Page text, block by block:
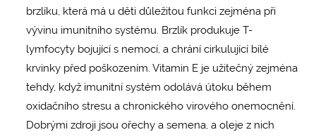
brzlíku, která má u děti důležitou funkci zejména při
vývinu imunitního systému. Brzlík produkuje T-
lymfocyty bojující s nemocí, a chrání cirkulující bílé
krvinky před poškozením. Vitamin E je užitečný zejména
tehdy, když imunitní systém odolává útoku během
oxidačního stresu a chronického virového onemocnění.
Dobrými zdroji jsou ořechy a semena, a oleje z nich